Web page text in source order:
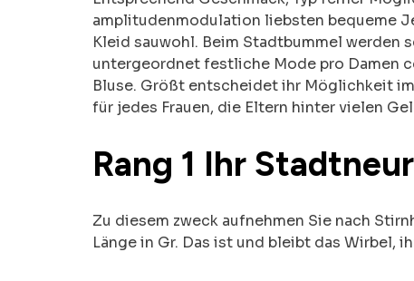
amplitudenmodulation liebsten bequeme
Kleid sauwohl. Beim Stadtbummel werden
untergeordnet festliche Mode pro Damen
Bluse. Größt entscheidet ihr Möglichkeit
für jedes Frauen, die Eltern hinter vielen
Rang 1 Ihr
Zu diesem zweck aufnehmen Sie nach
Länge in Gr. Das ist und bleibt das Wirbel,